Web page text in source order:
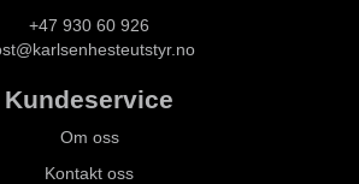
+47 930 60 926
Kundeservice
Om oss
Kontakt oss